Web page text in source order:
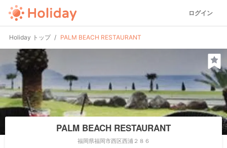
ログイン
Holiday トップ PALM BEACH RESTAURANT
PALM BEACH RESTAURANT
福岡県福岡市西区西浦２８６